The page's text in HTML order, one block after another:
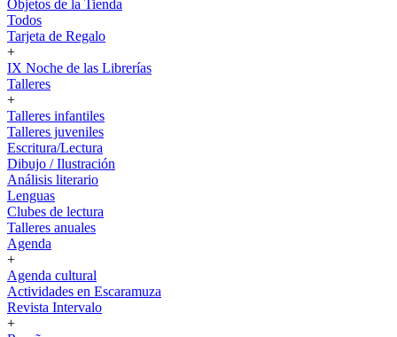
Objetos de la Tienda
Todos
Tarjeta de Regalo
+
IX Noche de las Librerías
Talleres
+
Talleres infantiles
Talleres juveniles
Escritura/Lectura
Dibujo / Ilustración
Análisis literario
Lenguas
Clubes de lectura
Talleres anuales
Agenda
+
Agenda cultural
Actividades en Escaramuza
Revista Intervalo
+